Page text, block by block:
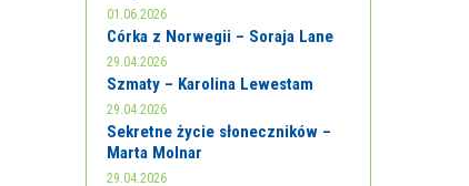
01.06.2026
Córka z Norwegii – Soraja Lane
29.04.2026
Szmaty – Karolina Lewestam
29.04.2026
Sekretne życie słoneczników –
Marta Molnar
29.04.2026